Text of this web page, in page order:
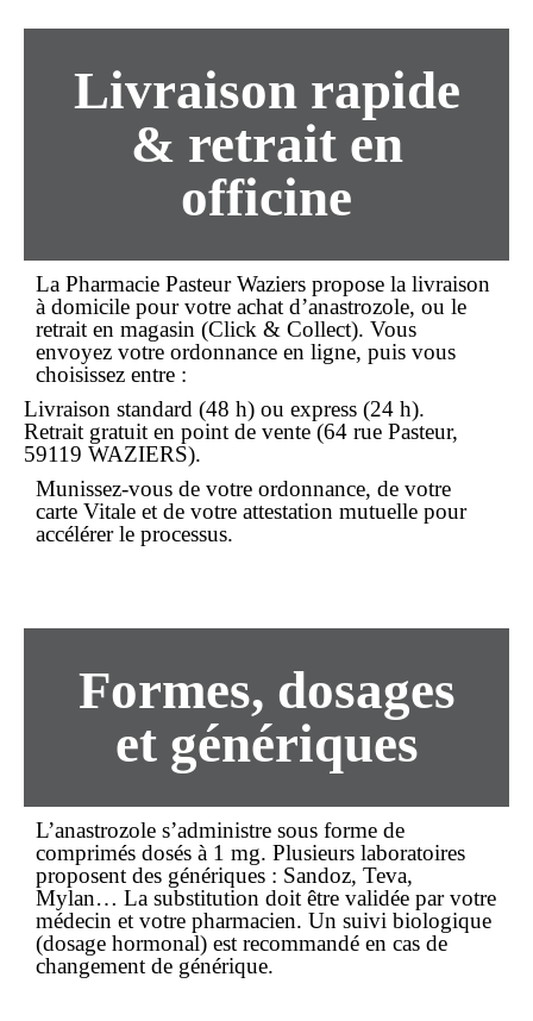
Livraison rapide
& retrait en
officine
La Pharmacie Pasteur Waziers propose la livraison
à domicile pour votre achat d’anastrozole, ou le
retrait en magasin (Click & Collect). Vous
envoyez votre ordonnance en ligne, puis vous
choisissez entre :
Livraison standard (48 h) ou express (24 h).
Retrait gratuit en point de vente (64 rue Pasteur,
59119 WAZIERS).
Munissez-vous de votre ordonnance, de votre
carte Vitale et de votre attestation mutuelle pour
accélérer le processus.
Formes, dosages
et génériques
L’anastrozole s’administre sous forme de
comprimés dosés à 1 mg. Plusieurs laboratoires
proposent des génériques : Sandoz, Teva,
Mylan… La substitution doit être validée par votre
médecin et votre pharmacien. Un suivi biologique
(dosage hormonal) est recommandé en cas de
changement de générique.